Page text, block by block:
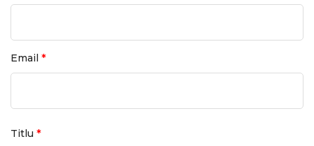
Email *
Titlu *